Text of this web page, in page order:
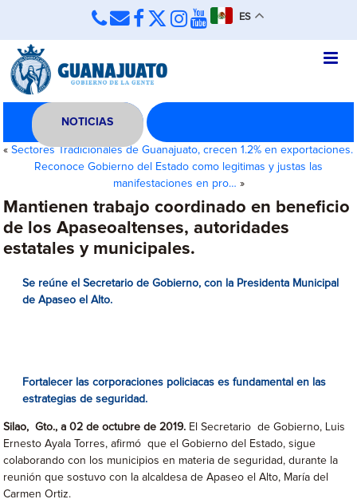
ES
NOTICIAS
«Sectores Tradicionales de Guanajuato, crecen 1.2% en exportaciones.
Reconoce Gobierno del Estado como legitimas y justas las
manifestaciones en pro… »
Mantienen trabajo coordinado en beneficio
de los Apaseoaltenses, autoridades
estatales y municipales.
Se reúne el Secretario de Gobierno, con la Presidenta Municipal
de Apaseo el Alto.
Fortalecer las corporaciones policiacas es fundamental en las
estrategias de seguridad.
Silao, Gto., a 02 de octubre de 2019. El Secretario de Gobierno, Luis
Ernesto Ayala Torres, afirmó que el Gobierno del Estado, sigue
colaborando con los municipios en materia de seguridad, durante la
reunión que sostuvo con la alcaldesa de Apaseo el Alto, María del
Carmen Ortiz.